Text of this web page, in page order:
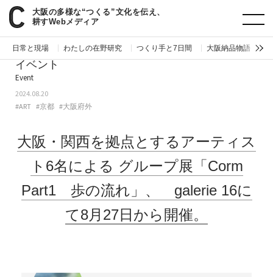
大阪の多様な“つくる”文化を伝え、
耕すWebメディア
日常と現場 わたしの在野研究 つくり手と7日間 大阪納品物語
paperC 今週のイベント
イベント
Event
2024.08.20
#ART #京都 #大阪府外
大阪・関西を拠点とするアーティス
ト6名による グループ展「Corm
Part1 歩の流れ」、 galerie 16に
て8月27日から開催。